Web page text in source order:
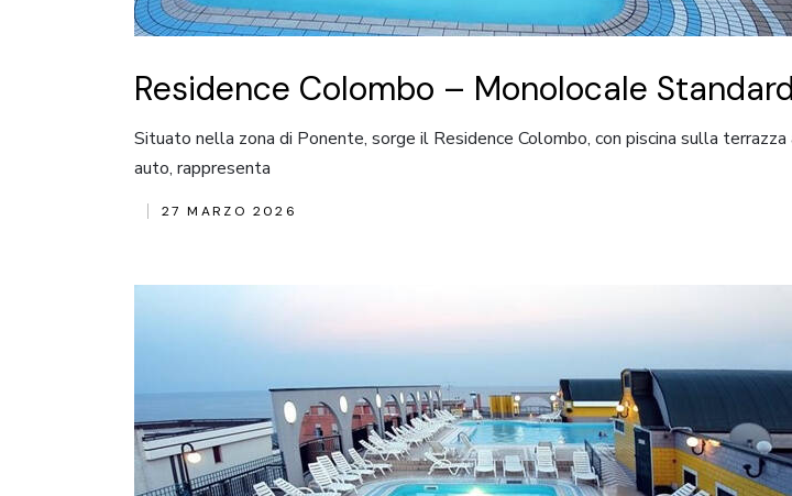
Residence Colombo – Monolocale
Situato nella zona di Ponente, sorge il Residence Colombo, con piscina sulla
auto, rappresenta
27 MARZO 2026